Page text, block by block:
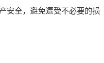
安全，避免遭受不必要的损